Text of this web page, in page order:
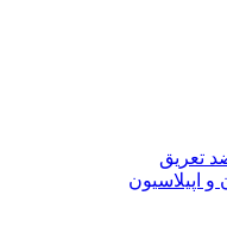
تعریق
اپیلاسیون